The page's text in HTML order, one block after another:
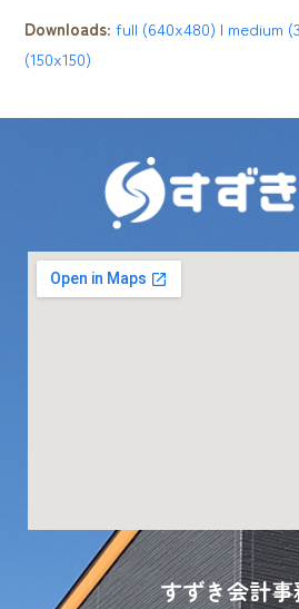
Downloads:full (640x480) | medium
(150x150)
すずき会計